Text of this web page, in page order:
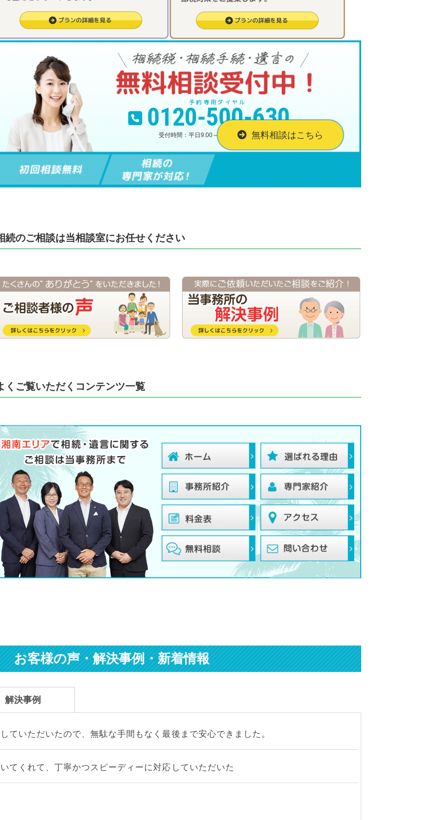
0120-500-630
平日9:00～18:00（予約電話）無料相談はこちら
続のご相談は当相談室にお任せください
くご覧いただくコンテンツ一覧
お客様の声・解決事例・新着情報
ていただいたので、無駄な手間もなく最後まで安心できました。
てくれて、丁寧かつスピーディーに対応していただいた
解決事例